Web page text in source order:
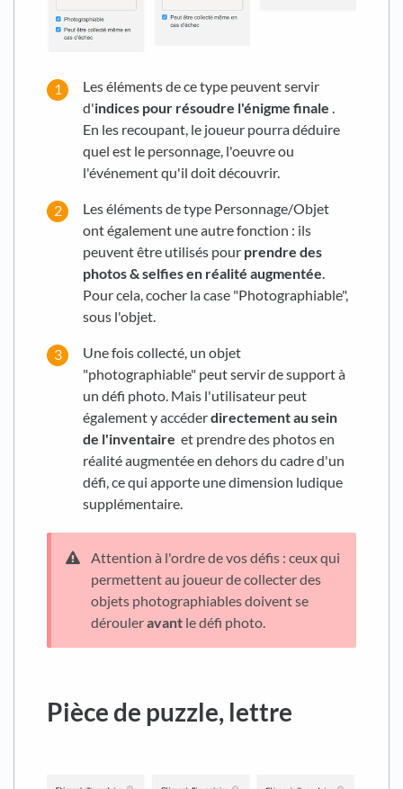
Les éléments de ce type peuvent servir
d'indices pour résoudre l'énigme finale .
En les recoupant, le joueur pourra déduire
quel est le personnage, l'oeuvre ou
l'événement qu'il doit découvrir.
Les éléments de type Personnage/Objet
ont également une autre fonction : ils
peuvent être utilisés pour prendre des
photos & selfies en réalité augmentée.
Pour cela, cocher la case "Photographiable",
sous l'objet.
Une fois collecté, un objet
"photographiable" peut servir de support à
un défi photo. Mais l'utilisateur peut
également y accéderdirectement au sein
de l'inventaire et prendre des photos en
réalité augmentée en dehors du cadre d'un
défi, ce qui apporte une dimension ludique
supplémentaire.
Attention à l'ordre de vos défis : ceux qui
permettent au joueur de collecter des
objets photographiables doivent se
dérouleravant le défi photo.
Pièce de puzzle, lettre